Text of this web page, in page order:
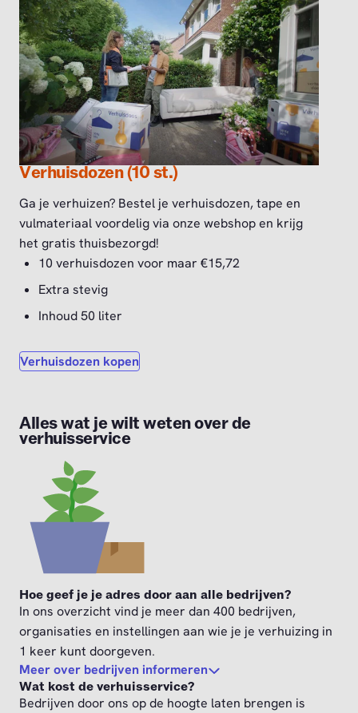
Verhuisdozen (10 st.)
Ga je verhuizen? Bestel je verhuisdozen, tape en
vulmateriaal voordelig via onze webshop en krijg
het gratis thuisbezorgd!
10 verhuisdozen voor maar €15,72
Extra stevig
Inhoud 50 liter
Verhuisdozen kopen
Alles wat je wilt weten over de
verhuisservice
Hoe geef je je adres door aan alle bedrijven?
In ons overzicht vind je meer dan 400 bedrijven,
organisaties en instellingen aan wie je je verhuizing in
1 keer kunt doorgeven.
Meer over bedrijven informeren
Wat kost de verhuisservice?
Bedrijven door ons op de hoogte laten brengen is